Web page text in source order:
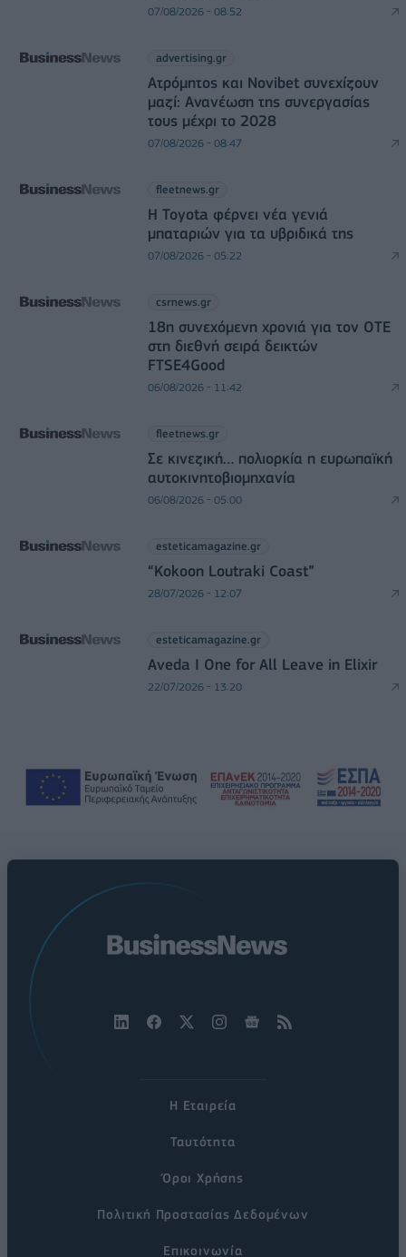
07/08/2026 - 08:52
advertising.gr
Ατρόμητος και Novibet συνεχίζουν
μαζί: Ανανέωση της συνεργασίας
τους μέχρι το 2028
07/08/2026 - 08:47
fleetnews.gr
Η Toyota φέρνει νέα γενιά
μπαταριών για τα υβριδικά της
07/08/2026 - 05:22
csrnews.gr
18η συνεχόμενη χρονιά για τον ΟΤΕ
στη διεθνή σειρά δεικτών
FTSE4Good
06/08/2026 - 11:42
fleetnews.gr
Σε κινεζική… πολιορκία η ευρωπαϊκή
αυτοκινητοβιομηχανία
06/08/2026 - 05:00
esteticamagazine.gr
“Kokoon Loutraki Coast”
28/07/2026 - 12:07
esteticamagazine.gr
Aveda I One for All Leave in Elixir
22/07/2026 - 13:20
Η Εταιρεία
Ταυτότητα
Όροι Χρήσης
Πολιτική Προστασίας Δεδομένων
Επικοινωνία